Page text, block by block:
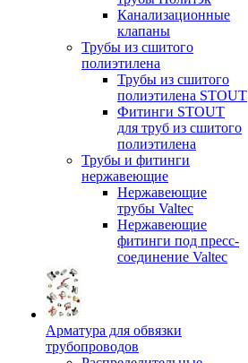
Канализационные
клапаны
Трубы из сшитого
полиэтилена
Трубы из сшитого
полиэтилена STOUT
Фитинги STOUT
для труб из сшитого
полиэтилена
Трубы и фитинги
нержавеющие
Нержавеющие
трубы Valtec
Нержавеющие
фитинги под пресс-
соединение Valtec
Арматура для обвязки
трубопроводов